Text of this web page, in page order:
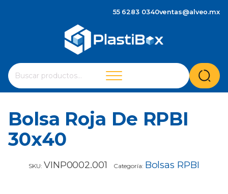
55 6283 0340ventas@alveo.mx
Buscar
por:
Cuando hay resultados autocompletados, puedes
Bolsa Roja De RPBI
30x40
SKU: VINP0002.001 Categoría: Bolsas RPBI